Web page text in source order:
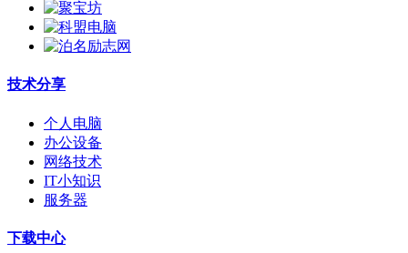
技术分享
个人电脑
办公设备
网络技术
IT小知识
服务器
下载中心